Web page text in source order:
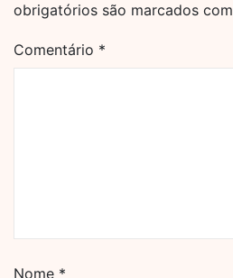
obrigatórios são marcados com
Comentário *
Nome *